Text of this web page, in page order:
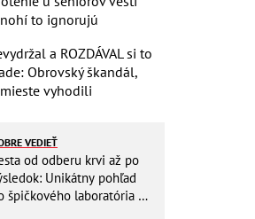
to ignorujú
a ROZDÁVAL si to
Obrovský škandál,
vyhodili
VEDIEŤ
od odberu krvi až po
Unikátny pohľad
špičkového laboratória na